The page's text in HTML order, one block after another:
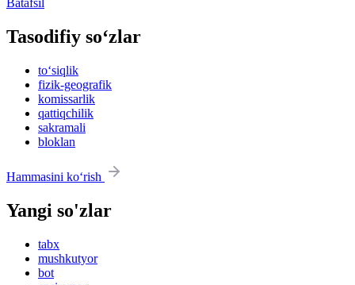
Batafsil
Tasodifiy so‘zlar
to‘siqlik
fizik-geografik
komissarlik
qattiqchilik
sakramali
bloklan
Hammasini ko‘rish
Yangi so'zlar
tabx
mushkutyor
bot